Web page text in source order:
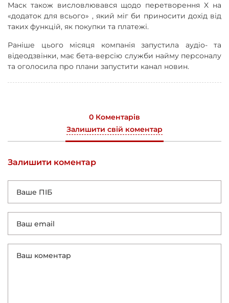
Маск також висловлювався щодо перетворення X на
«додаток для всього» , який міг би приносити дохід від
таких функцій, як покупки та платежі.
Раніше цього місяця компанія запустила аудіо- та
відеодзвінки, має бета-версію служби найму персоналу
та оголосила про плани запустити канал новин.
0 Коментарів
Залишити свій коментар
Залишити коментар